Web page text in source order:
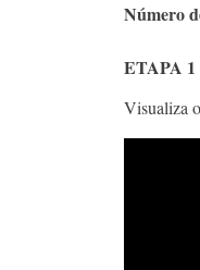
Número
ETAPA 1
Visualiza